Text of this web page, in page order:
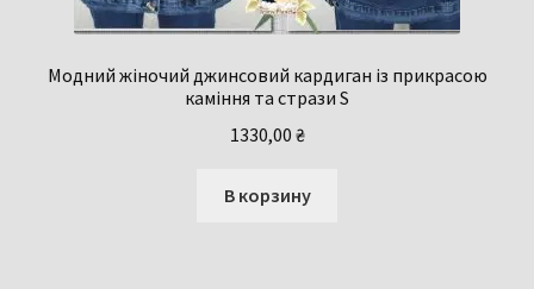
Модний жіночий джинсовий кардиган із прикрасою
каміння та стрази S
1330,00 ₴
В корзину